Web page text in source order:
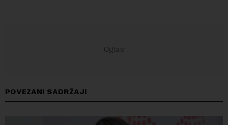
POVEZANI SADRŽAJI